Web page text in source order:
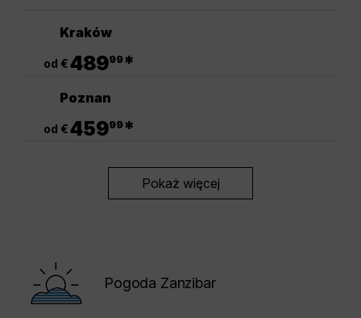
Kraków
od €48999*
Poznan
od €45999*
Pokaż więcej
Pogoda Zanzibar